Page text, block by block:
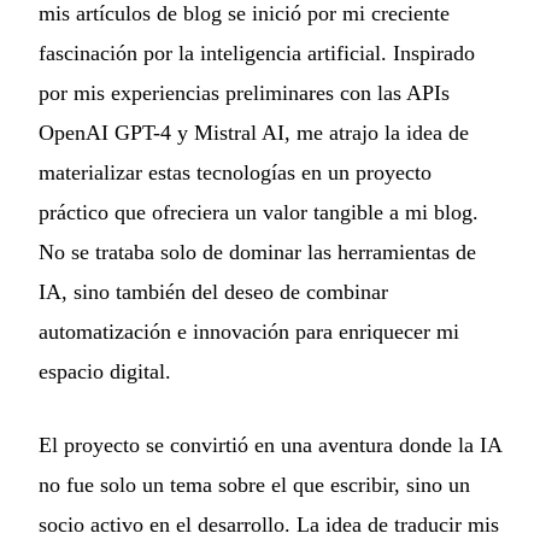
mis artículos de blog se inició por mi creciente
fascinación por la inteligencia artificial. Inspirado
por mis experiencias preliminares con las APIs
OpenAI GPT-4 y Mistral AI, me atrajo la idea de
materializar estas tecnologías en un proyecto
práctico que ofreciera un valor tangible a mi blog.
No se trataba solo de dominar las herramientas de
IA, sino también del deseo de combinar
automatización e innovación para enriquecer mi
espacio digital.
El proyecto se convirtió en una aventura donde la IA
no fue solo un tema sobre el que escribir, sino un
socio activo en el desarrollo. La idea de traducir mis